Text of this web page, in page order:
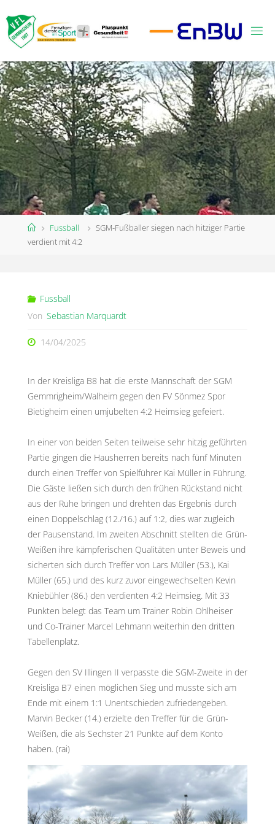
Inhalt
springen
StartFussball
SGM-Fußballer siegen nach hitziger Partie
verdient mit 4:2
Fussball
Von Sebastian Marquardt
14/04/2025
In der Kreisliga B8 hat die erste Mannschaft der SGM
Gemmrigheim/Walheim gegen den FV Sönmez Spor
Bietigheim einen umjubelten 4:2 Heimsieg gefeiert.
In einer von beiden Seiten teilweise sehr hitzig geführten
Partie gingen die Hausherren bereits nach fünf Minuten
durch einen Treffer von Spielführer Kai Müller in Führung.
Die Gäste ließen sich durch den frühen Rückstand nicht
aus der Ruhe bringen und drehten das Ergebnis durch
einen Doppelschlag (12./16.) auf 1:2, dies war zugleich
der Pausenstand. Im zweiten Abschnitt stellten die Grün-
Weißen ihre kämpferischen Qualitäten unter Beweis und
sicherten sich durch Treffer von Lars Müller (53.), Kai
Müller (65.) und des kurz zuvor eingewechselten Kevin
Kniebühler (86.) den verdienten 4:2 Heimsieg. Mit 33
Punkten belegt das Team um Trainer Robin Ohlheiser
und Co-Trainer Marcel Lehmann weiterhin den dritten
Tabellenplatz.
Gegen den SV Illingen II verpasste die SGM-Zweite in der
Kreisliga B7 einen möglichen Sieg und musste sich am
Ende mit einem 1:1 Unentschieden zufriedengeben.
Marvin Becker (14.) erzielte den Treffer für die Grün-
Weißen, die als Sechster 21 Punkte auf dem Konto
haben. (rai)